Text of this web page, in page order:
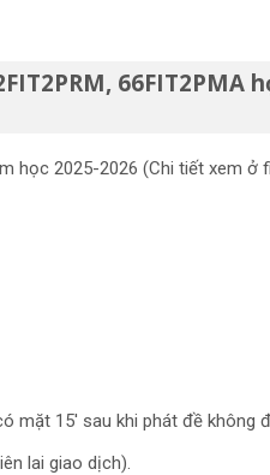
66FIT2PMA
học 2025-2026 (Chi tiết xem ở
mặt 15' sau khi phát đề không
lai giao dịch).